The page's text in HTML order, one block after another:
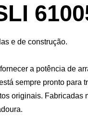
imagem
e de construção.
a potência de
sempre pronto para
originais. Fabricadas